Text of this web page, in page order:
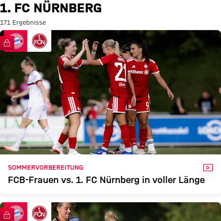
Suche: 1. FC Nürnberg
1. FC NÜRNBERG
171 Ergebnisse
FC Bayern TV PLUS
SOMMERVORBEREITUNG
FCB-Frauen vs. 1. FC Nürnberg in voller Länge
FC Bayern TV PLUS